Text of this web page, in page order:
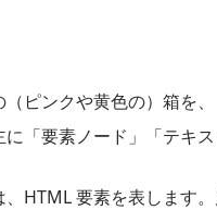
ピンクや黄色の）箱を
「要素ノード」「テキ
、HTML 要素を表します